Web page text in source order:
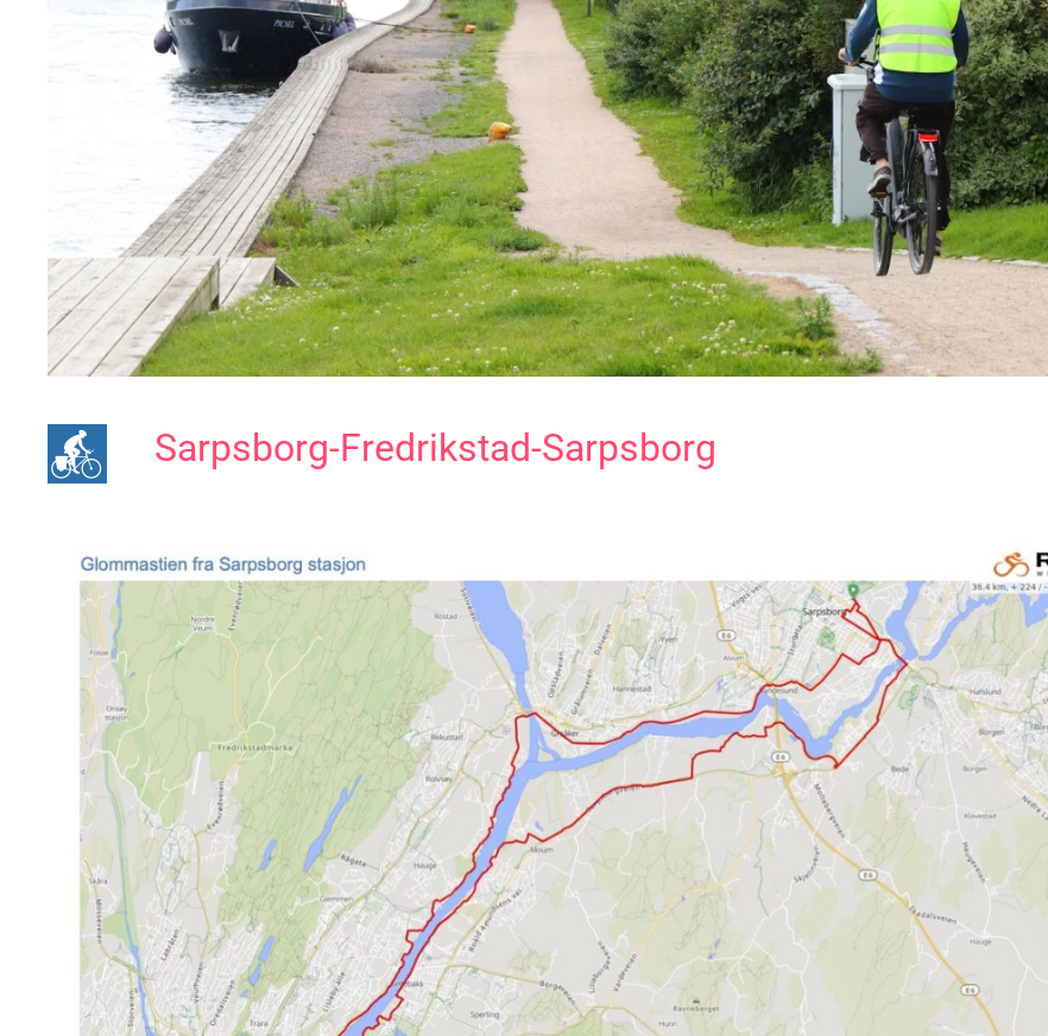
Sarpsborg-Fredrikstad-Sarpsborg